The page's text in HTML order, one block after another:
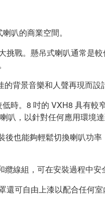
叭的商業空間。
戰。懸吊式喇叭通常是
背景音樂和人聲再現而設
時。8 吋的 VXH8 具有較
，以針對任何應用環境達
也能夠輕鬆切換喇叭功
線組，可在安裝過程中安
可自由上漆以配合任何室